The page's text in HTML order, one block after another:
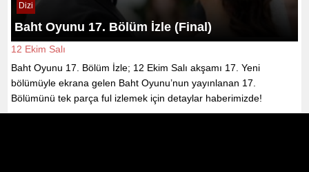
Dizi
Baht Oyunu 17. Bölüm İzle (Final)
12 Ekim Salı
Baht Oyunu 17. Bölüm İzle; 12 Ekim Salı akşamı 17. Yeni
bölümüyle ekrana gelen Baht Oyunu’nun yayınlanan 17.
Bölümünü tek parça ful izlemek için detaylar haberimizde!